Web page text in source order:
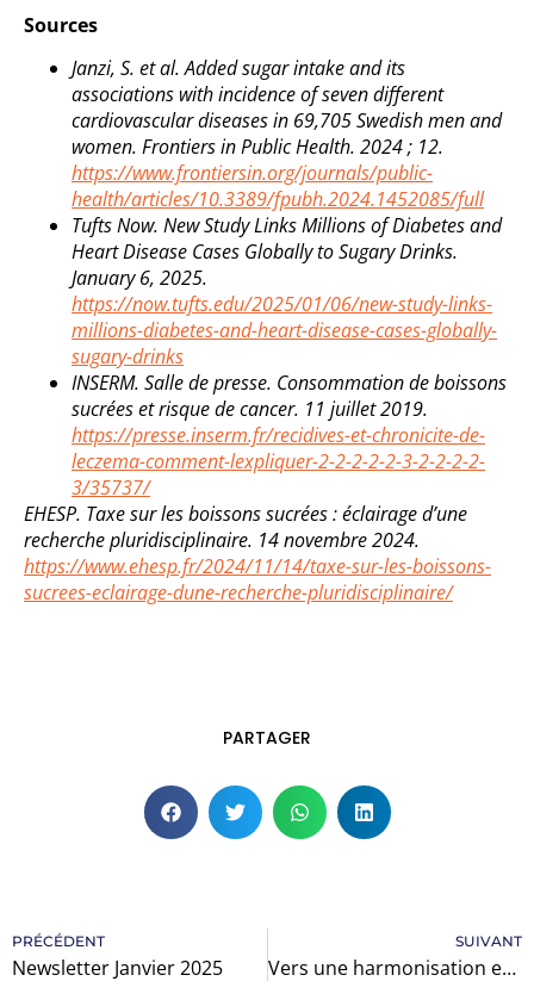
Sources
Janzi, S. et al. Added sugar intake and its
associations with incidence of seven different
cardiovascular diseases in 69,705 Swedish men and
women. Frontiers in Public Health. 2024 ; 12.
https://www.frontiersin.org/journals/public-
health/articles/10.3389/fpubh.2024.1452085/full
Tufts Now. New Study Links Millions of Diabetes and
Heart Disease Cases Globally to Sugary Drinks.
January 6, 2025.
https://now.tufts.edu/2025/01/06/new-study-links-
millions-diabetes-and-heart-disease-cases-globally-
sugary-drinks
INSERM. Salle de presse. Consommation de boissons
sucrées et risque de cancer. 11 juillet 2019.
https://presse.inserm.fr/recidives-et-chronicite-de-
leczema-comment-lexpliquer-2-2-2-2-2-3-2-2-2-2-
3/35737/
EHESP. Taxe sur les boissons sucrées : éclairage d’une
recherche pluridisciplinaire. 14 novembre 2024.
https://www.ehesp.fr/2024/11/14/taxe-sur-les-boissons-
sucrees-eclairage-dune-recherche-pluridisciplinaire/
PARTAGER
PRÉCÉDENT
Newsletter Janvier 2025
SUIVANT
Vers une harmonisation européenne de l’évaluation des médicaments innovants ?!